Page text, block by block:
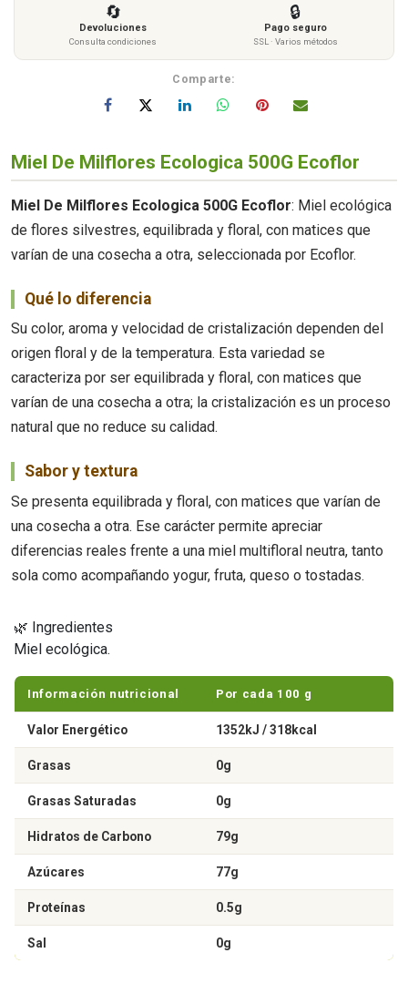
🔄
Devoluciones
Consulta condiciones
🔒
Pago seguro
SSL · Varios métodos
Comparte:
Miel De Milflores Ecologica 500G Ecoflor
Miel De Milflores Ecologica 500G Ecoflor: Miel ecológica
de flores silvestres, equilibrada y floral, con matices que
varían de una cosecha a otra, seleccionada por Ecoflor.
Qué lo diferencia
Su color, aroma y velocidad de cristalización dependen del
origen floral y de la temperatura. Esta variedad se
caracteriza por ser equilibrada y floral, con matices que
varían de una cosecha a otra; la cristalización es un proceso
natural que no reduce su calidad.
Sabor y textura
Se presenta equilibrada y floral, con matices que varían de
una cosecha a otra. Ese carácter permite apreciar
diferencias reales frente a una miel multifloral neutra, tanto
sola como acompañando yogur, fruta, queso o tostadas.
🌿 Ingredientes
Miel ecológica.
Información nutricional Por cada 100 g
Valor Energético 1352kJ / 318kcal
Grasas 0g
Grasas Saturadas 0g
Hidratos de Carbono 79g
Azúcares 77g
Proteínas 0.5g
Sal 0g